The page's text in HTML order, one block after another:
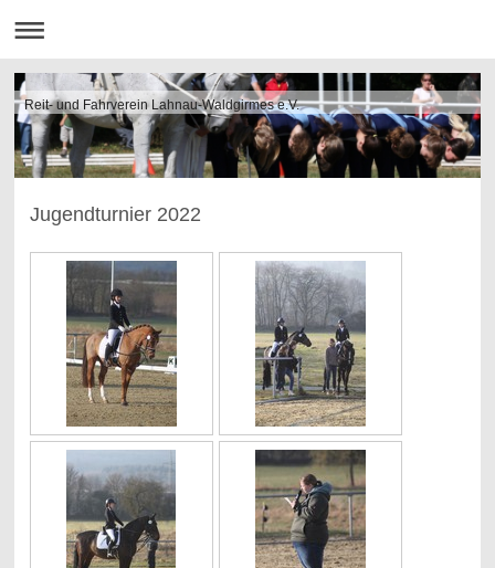
Reit- und Fahrverein Lahnau-Waldgirmes e.V.
Jugendturnier 2022